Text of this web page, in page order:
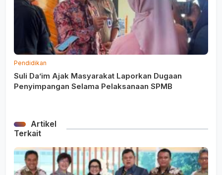
Pendidikan
Suli Da’im Ajak Masyarakat Laporkan Dugaan
Penyimpangan Selama Pelaksanaan SPMB
Artikel
Terkait